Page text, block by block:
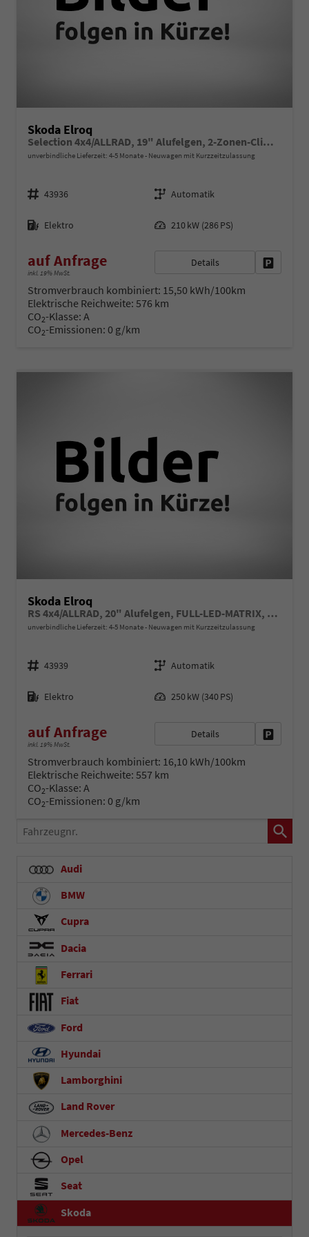
Skoda Elroq
Selection 4x4/ALLRAD, 19" Alufelgen, 2-Zonen-Climatronic, Sitzheizung, KESSY Full, Parksensoren vorn/hinten, Rückfahrkamera, SunSet, Infotainment 13" + NAVIGATION, Beheizbares M-Lederlenkrad, Alarm, Dachreling
unverbindliche Lieferzeit: 4-5 Monate Neuwagen mit Kurzzeitzulassung
Fahrzeugnr.
43936
Getriebe
Automatik
Kraftstoff
Elektro 210 kW (286 PS)
auf Anfrage
inkl. 19% MwSt.
Details
Stromverbrauch kombiniert: 15,50 kWh/100km
Elektrische Reichweite: 576 km
CO2-Klasse: A
CO2-Emissionen: 0 g/km
Skoda Elroq
RS 4x4/ALLRAD, 20" Alufelgen, FULL-LED-MATRIX, Elektr. Fahrersitz mit Memory/Massage, 2-Zonen-Climatronic, Sitzheizung, Parksensoren vorn/hinten, Rückfahrkamera, SunSet, Infotainment 13" + NAVIGATION, Beheizbares M-Lederlenkrad, Alarm, Dachreling
unverbindliche Lieferzeit: 4-5 Monate Neuwagen mit Kurzzeitzulassung
Fahrzeugnr.
43939
Getriebe
Automatik
Kraftstoff
Elektro 250 kW (340 PS)
auf Anfrage
inkl. 19% MwSt.
Details
Stromverbrauch kombiniert: 16,10 kWh/100km
Elektrische Reichweite: 557 km
CO2-Klasse: A
CO2-Emissionen: 0 g/km
Fahrzeugnr.
Audi
BMW
Cupra
Dacia
Ferrari
Fiat
Ford
Hyundai
Lamborghini
Land Rover
Mercedes-Benz
Opel
Seat
Skoda